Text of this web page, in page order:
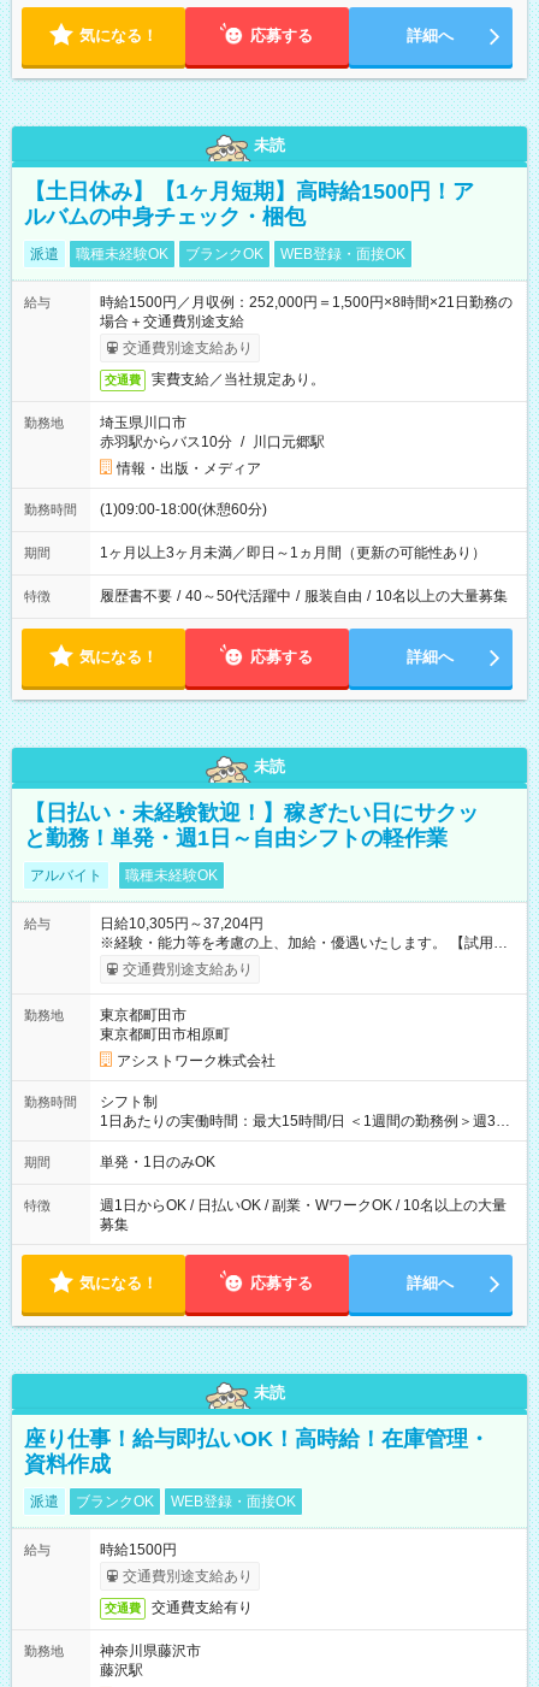
気になる！ 応募する 詳細へ
未読
【土日休み】【1ヶ月短期】高時給1500円！ア
ルバムの中身チェック・梱包
派遣 職種未経験OK ブランクOK WEB登録・面接OK
給与
時給1500円／月収例：252,000円＝1,500円×8時間×21日勤務の
場合＋交通費別途支給
交通費別途支給あり
交通費 実費支給／当社規定あり。
勤務地
埼玉県川口市
赤羽駅からバス10分 / 川口元郷駅
情報・出版・メディア
勤務時間 (1)09:00-18:00(休憩60分)
期間 1ヶ月以上3ヶ月未満／即日～1ヵ月間（更新の可能性あり）
特徴 履歴書不要 / 40～50代活躍中 / 服装自由 / 10名以上の大量募集
気になる！ 応募する 詳細へ
未読
【日払い・未経験歓迎！】稼ぎたい日にサクッ
と勤務！単発・週1日～自由シフトの軽作業
アルバイト 職種未経験OK
給与
日給10,305円～37,204円
※経験・能力等を考慮の上、加給・優遇いたします。 【試用期
間】試用期間なし
交通費別途支給あり
勤務地
東京都町田市
東京都町田市相原町
アシストワーク株式会社
勤務時間
シフト制
1日あたりの実働時間：最大15時間/日 ＜1週間の勤務例＞週3回
勤務 勤務：月・水・金 休み：火・木・土・日 好きな時にお仕事
可能です！ ※1日あたりの最大実働時間は日勤、夜勤共に勤務し
期間 単発・1日のみOK
特徴
週1日からOK / 日払いOK / 副業・WワークOK / 10名以上の大量
募集
気になる！ 応募する 詳細へ
未読
座り仕事！給与即払いOK！高時給！在庫管理・
資料作成
派遣 ブランクOK WEB登録・面接OK
給与
時給1500円
交通費別途支給あり
交通費 交通費支給有り
勤務地
神奈川県藤沢市
藤沢駅